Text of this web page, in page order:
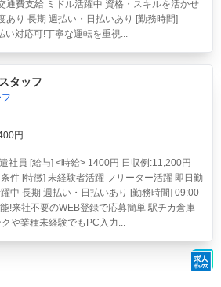
通費支給 ミドル活躍中 資格・スキルを活かせ
あり 長期 週払い・日払いあり [勤務時間]
対応可!丁寧な運転を重視...
タッフ
円
社員 [給与] <時給> 1400円 日収例:11,200円
件 [特徴] 未経験者活躍 フリーター活躍 即日勤
中 長期 週払い・日払いあり [勤務時間] 09:00
!来社不要のWEB登録で応募簡単 駅チカ倉庫
や業種未経験でもPC入力...